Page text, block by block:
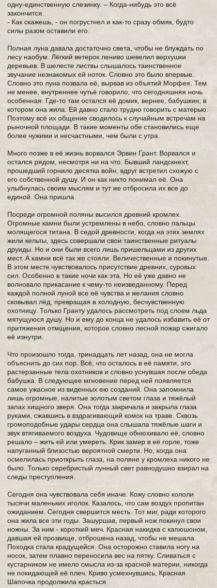
одну-единственную слезинку. – Когда-нибудь это всё
закончится.
- Как скажешь, - он погрустнел и как-то сразу обмяк, будто
силы разом оставили его.
Полная луна давала достаточно света, чтобы не блуждать по
лесу наобум. Лёгкий ветерок лениво шевелил верхушки
деревьев. В шелесте листвы слышалось таинственное
звучание незнакомых ей ноток. Словно это было впервые.
Словно это луна позвала её, вырвав из объятий Морфея. Тем
не менее, внутреннее чутьё говорило, что сегодняшняя ночь
особенная. Где-то там остался её домик, вернее, бабушкин, в
котором она жила. Ей давно стало трудно говорить с матерью.
Поэтому всё их общение сводилось к случайным встречам на
рыночной площади. В такие моменты обе становились еще
более чужими и несчастными, чем были с утра.
Много позже в её жизнь ворвался Эрвин Грант. Ворвался и
остался рядом, несмотря ни на что. Бывший ландскнехт,
прошедший горнило десятка войн, вдруг встретил схожую с
его собственной душу. И он как никто понимал её. Она
улыбнулась своим мыслям и тут же отбросила их все до
единой. Она пришла.
Посреди огромной поляны высился древний кромлех.
Огромные камни были устремлены в небо, словно пальцы
молящегося титана. В седой древности, когда на этих землях
жили кельты, здесь совершали свои таинственные ритуалы
друиды. Но и они были всего лишь пришельцами из других
мест. А камни всё так же стояли. Величественные и покинутые.
В этом месте чувствовалось присутствие древних, суровых
сил. Особенно в такие ночи как эта. Но её уже давно не
волновало прикасание к чему-то неизведанному. Перед
каждой полной луной все её чувства и желания словно
сковывал лёд, превращая в холодную, бесчувственную
охотницу. Только Гранту удалось рассмотреть под слоем льда
мятущуюся душу. Но и ему до конца не удалось избавить её от
притяжения отмщения, которое словно лесной пожар сжигало
её изнутри.
Что произошло тогда, тринадцать лет назад, она не могла
объяснить до сих пор. Всё, что осталось в её памяти, это
растерзанные тела охотников и словно уснувшая после обеда
бабушка. В следующее мгновение перед ней появляется
самое ужасное из виденных ею созданий. Она запомнила
лишь огромные, налитые золотым светом глаза и тяжёлый
запах хищного зверя. Она тогда закричала и закрыла глаза
руками, сжавшись в вздрагивающий комок на траве. Сквозь
громоподобные удары сердца она слышала тяжёлые шаги и
звук втягиваемого воздуха. Чудовище обнюхивало её, словно
решало – жить ей или умереть. Крик замер в её горле, тоже
напуганный близостью вероятной смерти. Но, когда она
осмелилась приоткрыть глаза, на поляне у кромлеха никого не
было. Только серебристый лунный свет равнодушно взирал на
следы преступления.
Сегодня она чувствовала себя иначе. Кожу словно кололи
тысячи маленьких иголок. Казалось, что сам воздух пропитан
ожиданием. Сегодня свершится месть. Тот миг, ради которого
она жила все эти годы. Зашуршав, первый нож покинул свои
ножны. За ним - короткий меч. Красная накидка с капюшоном,
давшая ей прозвище, отброшена назад, чтобы не мешала.
Походка стала крадущейся. Она осторожно ставила ногу на
носок, затем плавно переносила вес на пятку. Сливаться с
кустарником не имело смысла из-за красной материи, никогда
не покидающей её плеч. Криво усмехнувшись, Красная
Шапочка продолжила красться.